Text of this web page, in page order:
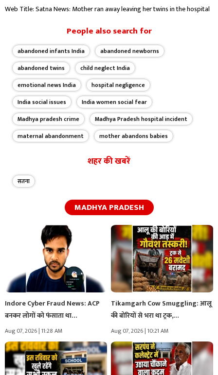
Web Title: Satna News: Mother ran away leaving her twins in the hospital
People also search for
abandoned infants India
abandoned newborns
abandoned twins
child neglect India
emotional news India
hospital negligence
India social issues
India women social fear
Madhya pradesh crime
Madhya Pradesh hospital incident
maternal abandonment
mother abandons babies
शहर की खबरें
सतना
MADHYA PRADESH
Indore Cyber Fraud News: ACP
बनकर लोगों को फंसाता था…
Aug 07, 2026 | 11:28 AM
Tikamgarh Cow Smuggling: आलू
की बोरियों से भरा था ट्रक,…
Aug 07, 2026 | 10:21 AM